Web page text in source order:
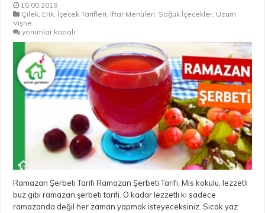
15.05.2019
Çilek, Erik, İçecek Tarifleri, İftar Menüleri, Soğuk İçecekler, Üzüm,
Vişne
Ramazan
Şerbeti
Tarifi
için
yorumlar kapalı
Ramazan Şerbeti Tarifi Ramazan Şerbeti Tarifi, Mis kokulu, lezzetli
buz gibi ramazan şerbeti tarifi. O kadar lezzetli ki sadece
ramazanda değil her zaman yapmak isteyeceksiniz. Sıcak yaz